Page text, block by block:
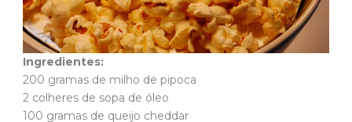
Ingredientes:
200 gramas de milho de pipoca
2 colheres de sopa de óleo
100 gramas de queijo cheddar